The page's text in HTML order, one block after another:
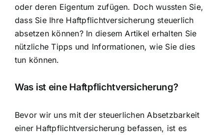
oder deren Eigentum zufügen. Doch wussten Sie,
dass Sie Ihre Haftpflichtversicherung steuerlich
absetzen können? In diesem Artikel erhalten Sie
nützliche Tipps und Informationen, wie Sie dies
tun können.
Was ist eine Haftpflichtversicherung?
Bevor wir uns mit der steuerlichen Absetzbarkeit
einer Haftpflichtversicherung befassen, ist es